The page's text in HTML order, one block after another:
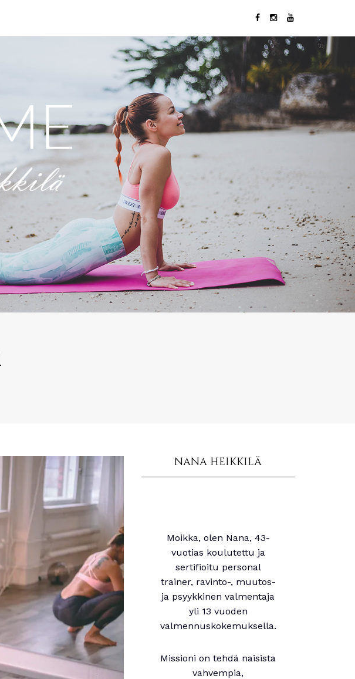
NANA HEIKKILÄ
Moikka, olen Nana, 43-
vuotias koulutettu ja
sertifioitu personal
trainer, ravinto-, muutos-
ja psyykkinen valmentaja
yli 13 vuoden
valmennuskokemuksella.
Missioni on tehdä naisista
vahvempia,